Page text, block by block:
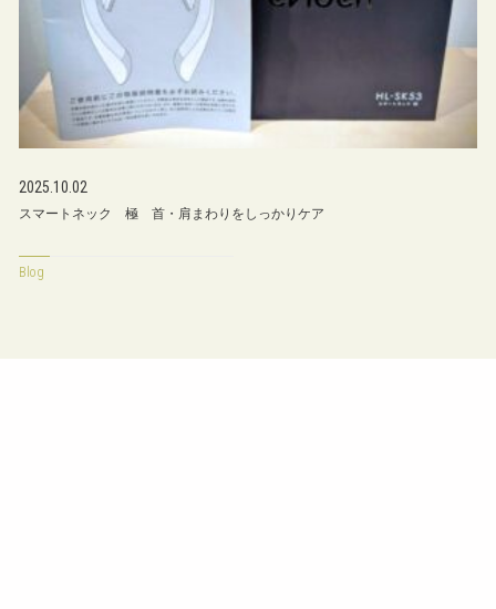
2025.10.02
スマートネック 極 首・肩まわりをしっかりケア
Blog